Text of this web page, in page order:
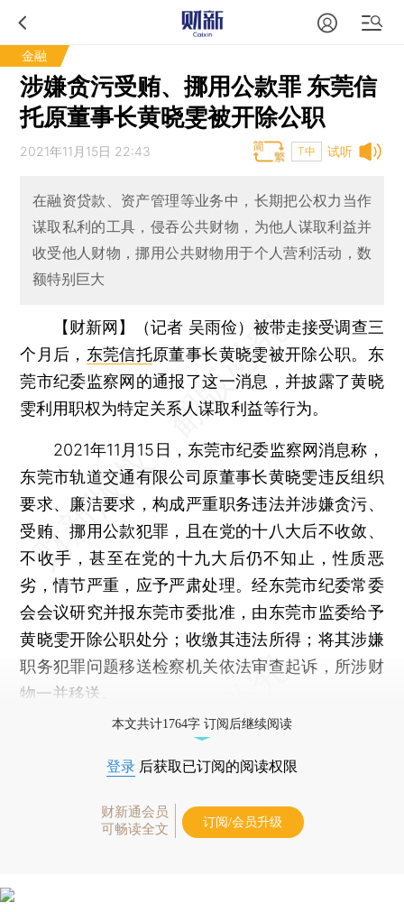
金融
涉嫌贪污受贿、挪用公款罪 东莞信
托原董事长黄晓雯被开除公职
试听
2021年11月15日 22:43 T中
在融资贷款、资产管理等业务中，长期把公权力当作
谋取私利的工具，侵吞公共财物，为他人谋取利益并
收受他人财物，挪用公共财物用于个人营利活动，数
额特别巨大
【财新网】（记者 吴雨俭） 被带走接受调查三
个月后， 东莞信托原董事长黄晓雯被开除公职。东
莞市纪委监察网的通报了这一消息，并披露了黄晓
雯利用职权为特定关系人谋取利益等行为。
2021年11月15日，东莞市纪委监察网消息称，
东莞市轨道交通有限公司原董事长黄晓雯违反组织
要求、廉洁要求，构成严重职务违法并涉嫌贪污、
受贿、挪用公款犯罪，且在党的十八大后不收敛、
不收手，甚至在党的十九大后仍不知止，性质恶
劣，情节严重，应予严肃处理。经东莞市纪委常委
会会议研究并报东莞市委批准，由东莞市监委给予
黄晓雯开除公职处分；收缴其违法所得；将其涉嫌
职务犯罪问题移送检察机关依法审查起诉，所涉财
物一并移送。
本文共计1764字 订阅后继续阅读
登录 后获取已订阅的阅读权限
财新通会员
可畅读全文
订阅/会员升级